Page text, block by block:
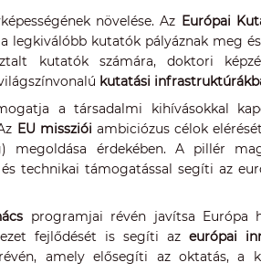
növelése. Az Európai
kutatók pályáznak meg
kutatók számára, doktori
kutatási
a társadalmi kihívásokkal
EU missziói ambiciózus célok
megoldása érdekében. A pillér
technikai támogatással segíti az
programjai révén javítsa Európa
fejlődését is segíti azeurópai
amely elősegíti az oktatás, a